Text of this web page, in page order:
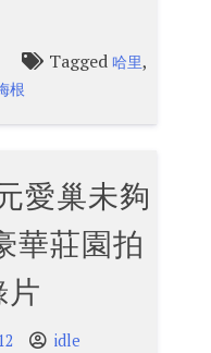
Tagged哈里,
根
愛巢未夠
華莊園拍
片
idle